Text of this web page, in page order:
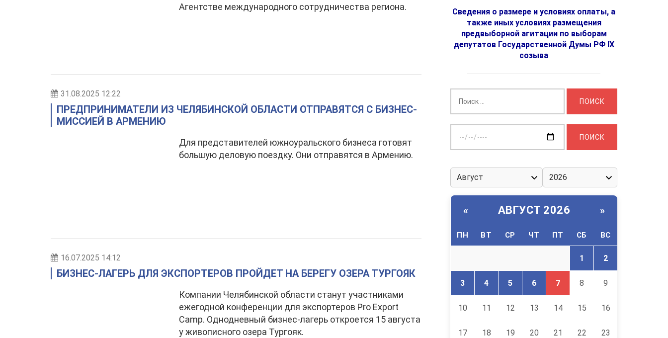
Агентстве международного сотрудничества региона.
31.08.2025 12:22
ПРЕДПРИНИМАТЕЛИ ИЗ ЧЕЛЯБИНСКОЙ ОБЛАСТИ ОТПРАВЯТСЯ С БИЗНЕС-
МИССИЕЙ В АРМЕНИЮ
Для представителей южноуральского бизнеса готовят
большую деловую поездку. Они отправятся в Армению.
16.07.2025 14:12
БИЗНЕС-ЛАГЕРЬ ДЛЯ ЭКСПОРТЕРОВ ПРОЙДЕТ НА БЕРЕГУ ОЗЕРА ТУРГОЯК
Компании Челябинской области станут участниками
ежегодной конференции для экспортеров Pro Export
Camp. Однодневный бизнес-лагерь откроется 15 августа
у живописного озера Тургояк.
Сведения о размере и условиях оплаты, а
также иных условиях размещения
предвыборной агитации по выборам
депутатов Государственной Думы РФ IX
созыва
дату:
« АВГУСТ 2026 »
ПН ВТ СР ЧТ ПТ СБ ВС
1 2
3 4 5 6 7 8 9
10 11 12 13 14 15 16
17 18 19 20 21 22 23